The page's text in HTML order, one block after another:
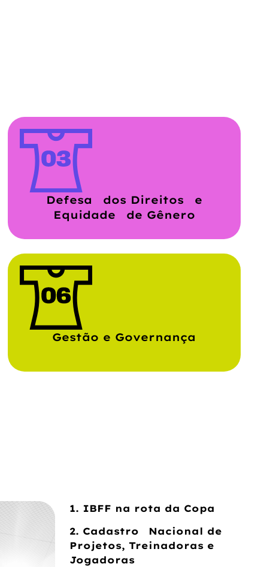
Defesa dos Direitos e
Equidade de Gênero
Gestão e Governança
1. IBFF na rota da Copa
2. Cadastro Nacional de
Projetos, Treinadoras e
Jogadoras